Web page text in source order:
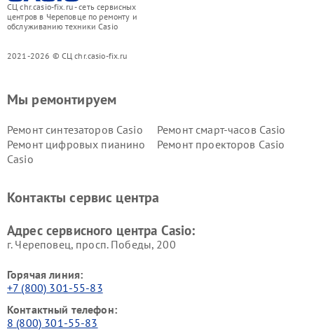
СЦ chr.casio-fix.ru - сеть сервисных
центров в Череповце по ремонту и
обслуживанию техники Casio
2021-2026 © СЦ chr.casio-fix.ru
Мы ремонтируем
Ремонт синтезаторов Casio
Ремонт смарт-часов Casio
Ремонт цифровых пианино
Casio
Ремонт проекторов Casio
Контакты сервис центра
Адрес сервисного центра Casio:
г. Череповец, просп. Победы, 200
Горячая линия:
+7 (800) 301-55-83
Контактный телефон:
8 (800) 301-55-83